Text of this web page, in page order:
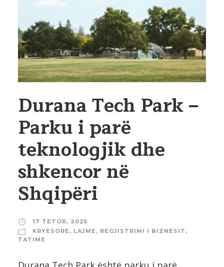
Durana Tech Park –
Parku i parë
teknologjik dhe
shkencor në
Shqipëri
17 TETOR, 2025
KRYESORE , LAJME , REGJISTRIMI I BIZNESIT ,
TATIME